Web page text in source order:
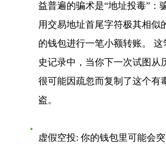
益普遍的骗术是“地址投毒”：
用交易地址首尾字符极其相似
的钱包进行一笔小额转账。
史记录中，当你下一次试图从
很可能因疏忽而复制了这个有
盗。
虚假空投: 你的钱包里可能会